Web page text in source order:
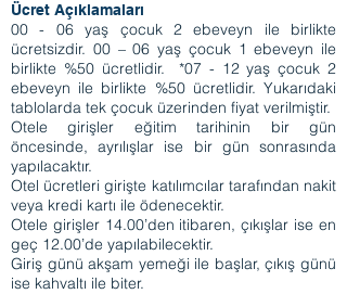
Ücret Açıklamaları
00 - 06 yaş çocuk 2 ebeveyn ile birlikte
ücretsizdir. 00 – 06 yaş çocuk 1 ebeveyn ile
birlikte %50 ücretlidir. *07 - 12 yaş çocuk 2
ebeveyn ile birlikte %50 ücretlidir. Yukarıdaki
tablolarda tek çocuk üzerinden fiyat verilmiştir.
Otele girişler eğitim tarihinin bir gün
öncesinde, ayrılışlar ise bir gün sonrasında
yapılacaktır.
Otel ücretleri girişte katılımcılar tarafından nakit
veya kredi kartı ile ödenecektir.
Otele girişler 14.00’den itibaren, çıkışlar ise en
geç 12.00’de yapılabilecektir.
Giriş günü akşam yemeği ile başlar, çıkış günü
ise kahvaltı ile biter.